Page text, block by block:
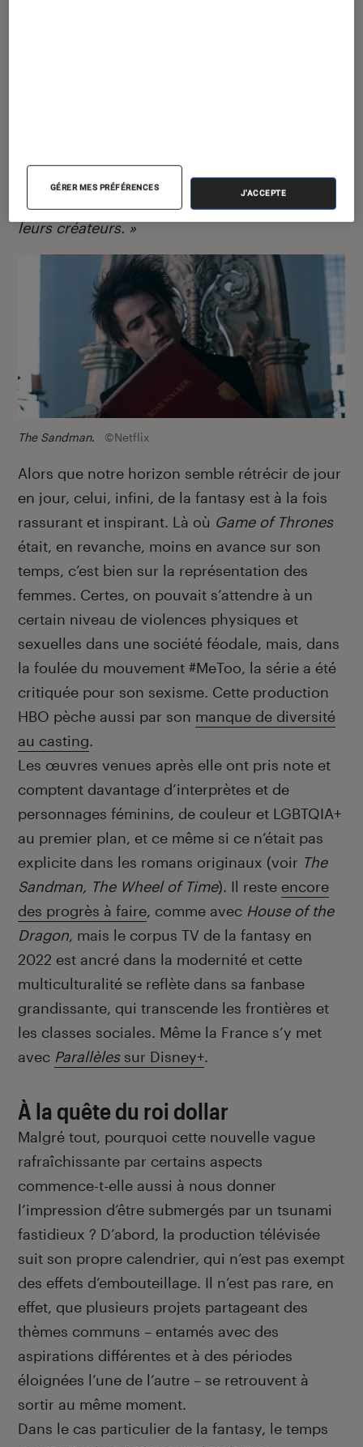
facilement identifiables que d’autres, mais tous
sont ancrés dans les systèmes de valeurs de
leurs créateurs. »
The Sandman. ©Netflix
Alors que notre horizon semble rétrécir de jour
en jour, celui, infini, de la fantasy est à la fois
rassurant et inspirant. Là où Game of Thrones
était, en revanche, moins en avance sur son
temps, c’est bien sur la représentation des
femmes. Certes, on pouvait s’attendre à un
certain niveau de violences physiques et
sexuelles dans une société féodale, mais, dans
la foulée du mouvement #MeToo, la série a été
critiquée pour son sexisme. Cette production
HBO pèche aussi par son manque de diversité
au casting.
Les œuvres venues après elle ont pris note et
comptent davantage d’interprètes et de
personnages féminins, de couleur et LGBTQIA+
au premier plan, et ce même si ce n’était pas
explicite dans les romans originaux (voir The
Sandman, The Wheel of Time). Il reste encore
des progrès à faire, comme avec House of the
Dragon, mais le corpus TV de la fantasy en
2022 est ancré dans la modernité et cette
multiculturalité se reflète dans sa fanbase
grandissante, qui transcende les frontières et
les classes sociales. Même la France s’y met
avec Parallèlessur Disney+.
À la quête du roi dollar
Malgré tout, pourquoi cette nouvelle vague
rafraîchissante par certains aspects
commence-t-elle aussi à nous donner
l’impression d’être submergés par un tsunami
fastidieux ? D’abord, la production télévisée
suit son propre calendrier, qui n’est pas exempt
des effets d’embouteillage. Il n’est pas rare, en
effet, que plusieurs projets partageant des
thèmes communs – entamés avec des
aspirations différentes et à des périodes
éloignées l’une de l’autre – se retrouvent à
sortir au même moment.
Dans le cas particulier de la fantasy, le temps
GÉRER MES PRÉFÉRENCES
J'ACCEPTE